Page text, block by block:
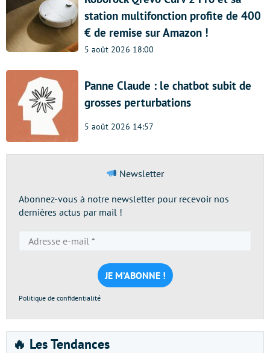
station multifonction profite de 400
€ de remise sur Amazon !
5 août 2026 18:00
Panne Claude : le chatbot subit de
grosses perturbations
5 août 2026 14:57
Newsletter
Abonnez-vous à notre newsletter pour recevoir nos
dernières actus par mail !
e-
mail
*
Politique de confidentialité
🔥 Les Tendances